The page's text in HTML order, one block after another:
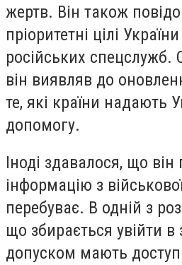
жертв. Він також
пріоритетні цілі
російських спецслужб.
він виявляв до
те, які країни надають
допомогу.
Іноді здавалося, що він
інформацію з
перебуває. В одній з
що збирається увійти
допуском мають